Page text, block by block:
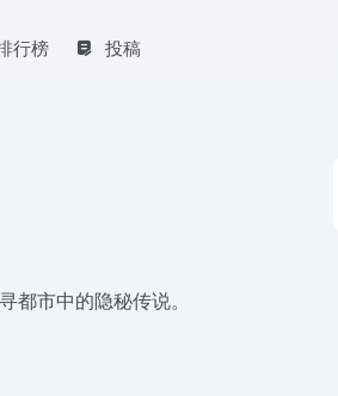
行榜 投稿
市中的隐秘传说。